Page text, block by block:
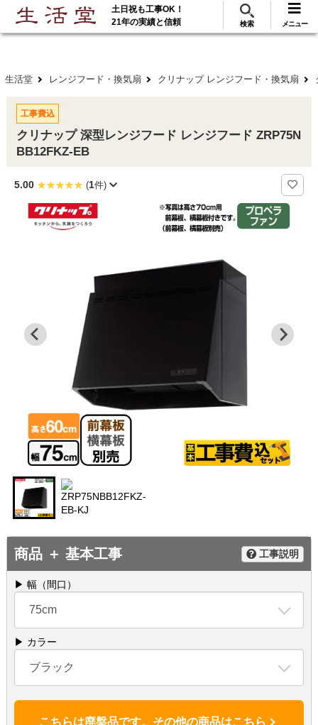
ご利用 288万･工事実績117万件! 無料見積
土日祝も工事OK！
21年の実績と信頼
検索 メニュー
生活堂 レンジフード・換気扇 クリナップ レンジフード・換気扇
工事費込
クリナップ 深型レンジフード レンジフード ZRP75N
BB12FKZ-EB
5.00 (1件)
商品 ＋ 基本工事 工事説明
▶ 幅（間口）
75cm
▶ カラー
ブラック
こちらは廃盤品です。その他の商品はこちら